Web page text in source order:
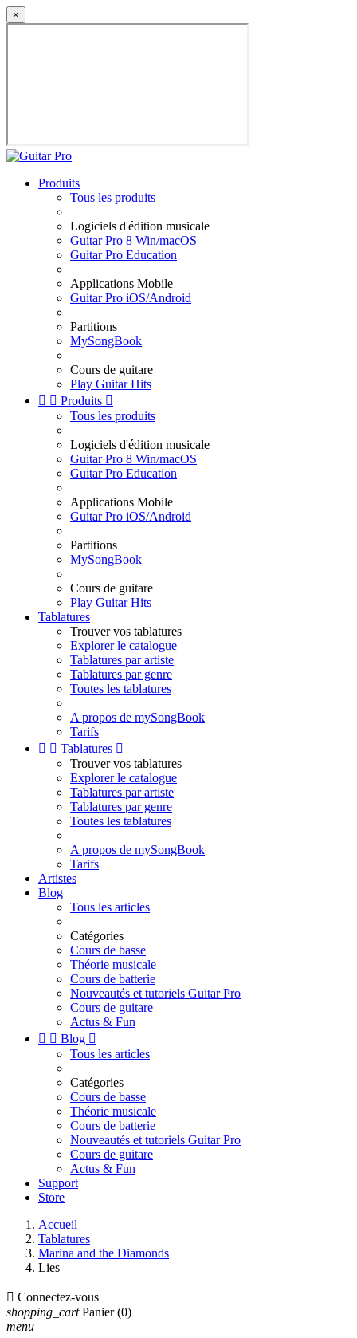
×
Produits
Tous les produits
Logiciels d'édition musicale
Guitar Pro 8 Win/macOS
Guitar Pro Education
Applications Mobile
Guitar Pro iOS/Android
Partitions
MySongBook
Cours de guitare
Play Guitar Hits
  Produits 
Tous les produits
Logiciels d'édition musicale
Guitar Pro 8 Win/macOS
Guitar Pro Education
Applications Mobile
Guitar Pro iOS/Android
Partitions
MySongBook
Cours de guitare
Play Guitar Hits
Tablatures
Trouver vos tablatures
Explorer le catalogue
Tablatures par artiste
Tablatures par genre
Toutes les tablatures
A propos de mySongBook
Tarifs
  Tablatures 
Trouver vos tablatures
Explorer le catalogue
Tablatures par artiste
Tablatures par genre
Toutes les tablatures
A propos de mySongBook
Tarifs
Artistes
Blog
Tous les articles
Catégories
Cours de basse
Théorie musicale
Cours de batterie
Nouveautés et tutoriels Guitar Pro
Cours de guitare
Actus & Fun
  Blog 
Tous les articles
Catégories
Cours de basse
Théorie musicale
Cours de batterie
Nouveautés et tutoriels Guitar Pro
Cours de guitare
Actus & Fun
Support
Store
Accueil
Tablatures
Marina and the Diamonds
Lies
 Connectez-vous
shopping_cart Panier (0)
menu